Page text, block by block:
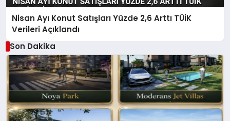
Nisan Ayı Konut Satışları Yüzde 2,6 Arttı TÜİK
Verileri Açıklandı
Son Dakika